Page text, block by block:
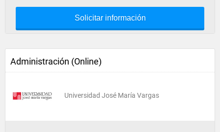
Solicitar información
Administración (Online)
Universidad José María Vargas